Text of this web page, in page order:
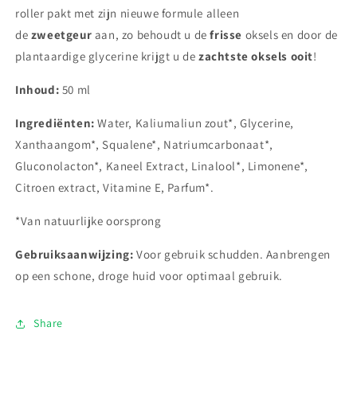
roller pakt met zijn nieuwe formule alleen
de zweetgeur aan, zo behoudt u de frisse oksels en door de
plantaardige glycerine krijgt u de zachtste oksels ooit!
Inhoud: 50 ml
Ingrediënten: Water, Kaliumaliun zout*, Glycerine,
Xanthaangom*, Squalene*, Natriumcarbonaat*,
Gluconolacton*, Kaneel Extract, Linalool*, Limonene*,
Citroen extract, Vitamine E, Parfum*.
*Van natuurlijke oorsprong
Gebruiksaanwijzing: Voor gebruik schudden. Aanbrengen
op een schone, droge huid voor optimaal gebruik.
Share